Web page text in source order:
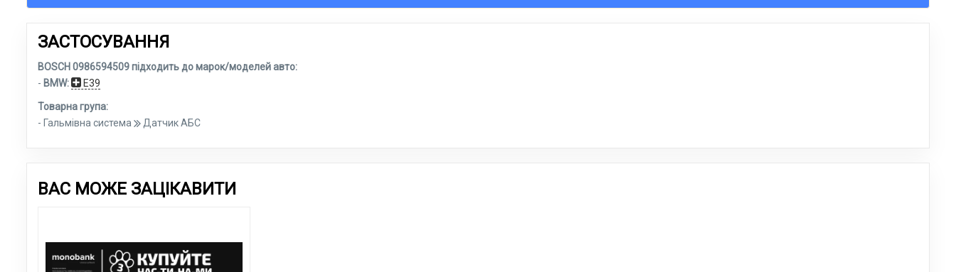
ЗАСТОСУВАННЯ
BOSCH 0986594509 підходить до марок/моделей авто:
- BMW: E39
Товарна група:
- Гальмівна система
Датчик АБС
ВАС МОЖЕ ЗАЦІКАВИТИ